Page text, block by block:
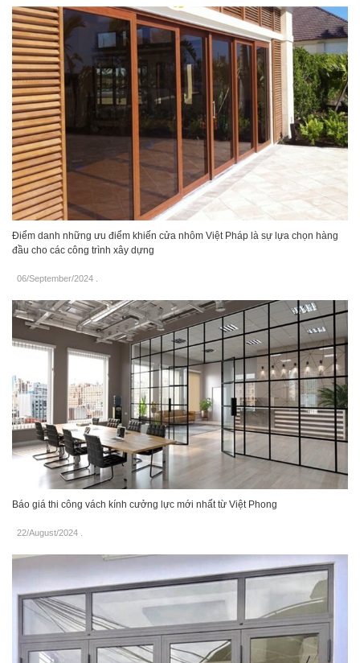
Điểm danh những ưu điểm khiến cửa nhôm Việt Pháp là sự lựa chọn hàng
đầu cho các công trình xây dựng
06/September/2024
Báo giá thi công vách kính cưởng lực mới nhất từ Việt Phong
22/August/2024